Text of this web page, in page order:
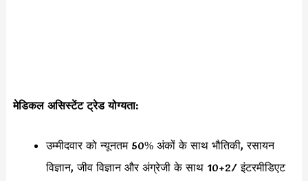
मेडिकल असिस्टेंट ट्रेड योग्यता:
उम्मीदवार को न्यूनतम 50% अंकों के साथ भौतिकी, रसायन
विज्ञान, जीव विज्ञान और अंग्रेजी के साथ 10+2/ इंटरमीडिएट